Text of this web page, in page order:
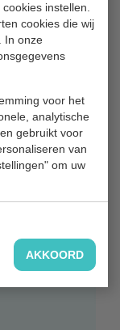
instellen.
cookies die wij
In onze
voor het
analytische
gebruikt voor
van
om uw
AKKOORD
de nieuwe